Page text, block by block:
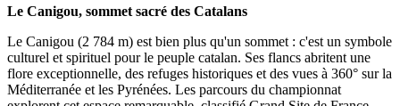
Le Canigou, sommet sacré des Catalans
Le Canigou (2 784 m) est bien plus qu'un sommet : c'est un symbole
culturel et spirituel pour le peuple catalan. Ses flancs abritent une
flore exceptionnelle, des refuges historiques et des vues à 360° sur la
Méditerranée et les Pyrénées. Les parcours du championnat